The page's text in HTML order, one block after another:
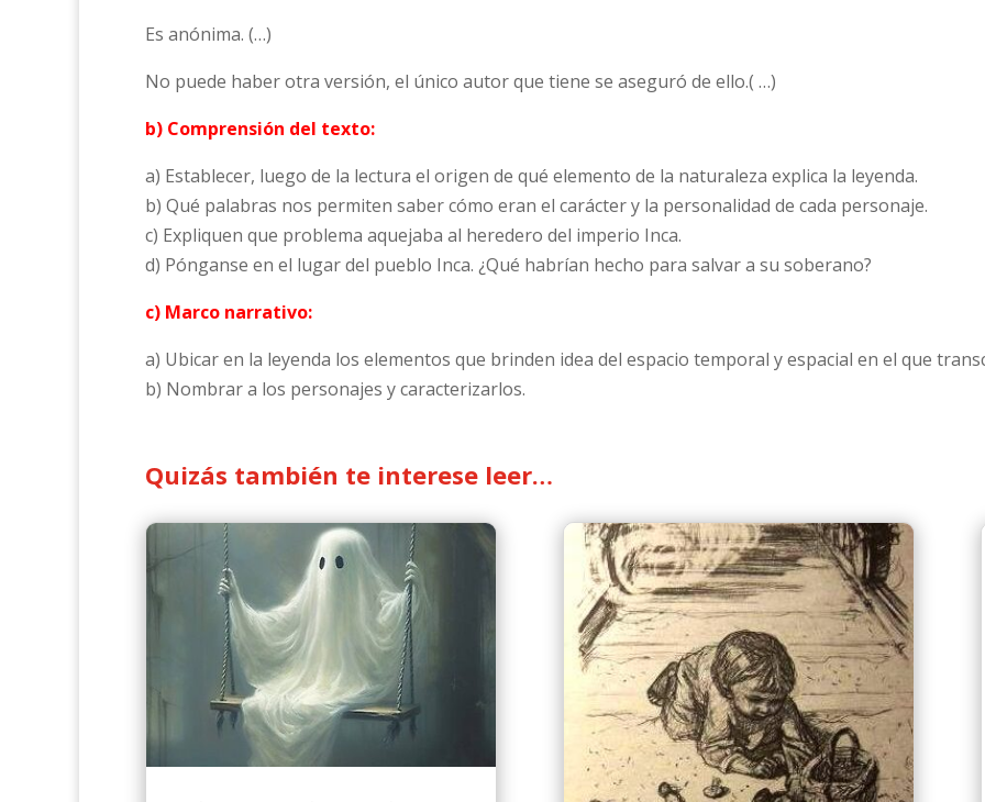
Es anónima. (…)
No puede haber otra versión, el único autor que tiene se aseguró de ello.( …)
b) Comprensión del texto:
a) Establecer, luego de la lectura el origen de qué elemento de la naturaleza explica la leyenda.
b) Qué palabras nos permiten saber cómo eran el carácter y la personalidad de cada personaje.
c) Expliquen que problema aquejaba al heredero del imperio Inca.
d) Pónganse en el lugar del pueblo Inca. ¿Qué habrían hecho para salvar a su soberano?
c) Marco narrativo:
a) Ubicar en la leyenda los elementos que brinden idea del espacio temporal y espacial en el que
b) Nombrar a los personajes y caracterizarlos.
Quizás también te interese leer…